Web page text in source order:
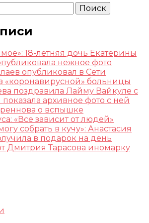
18-летняя дочь Екатерины
нежное фото
опубликовал в Сети
«коронавирусной» больницы
поздравила Лайму Вайкуле с
архивное фото с ней
о вспышке
«Все зависит от людей»
собрать в кучу»: Анастасия
в подарок на день
Дмитрия Тарасова иномарку